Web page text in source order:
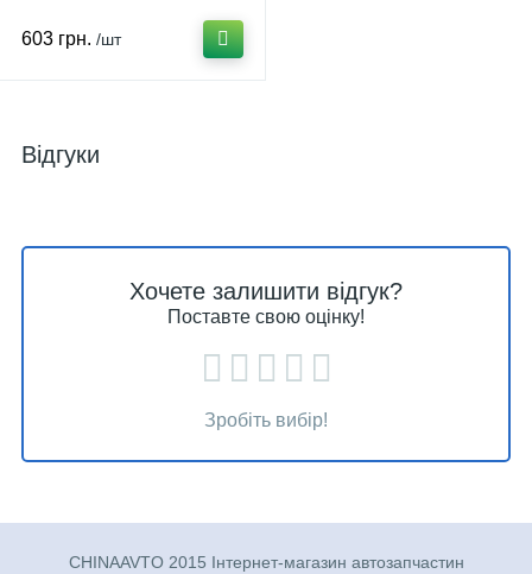
603 грн. /шт
Відгуки
Хочете залишити відгук?
Поставте свою оцінку!
Зробіть вибір!
CHINAAVTO 2015 Інтернет-магазин автозапчастин